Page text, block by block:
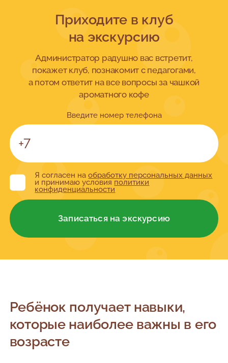
Приходите в клуб
на экскурсию
Администратор радушно вас встретит,
покажет клуб, познакомит с педагогами,
а потом ответит на все вопросы за чашкой
ароматного кофе
Введите номер телефона
Я согласен наобработку персональных данных
и принимаю условия политики
конфиденциальности
Записаться на экскурсию
Ребёнок получает навыки,
которые наиболее важны в его
возрасте